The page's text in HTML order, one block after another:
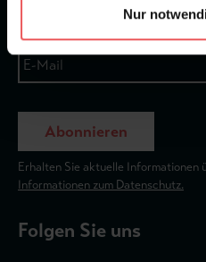
Nur
Abonnieren
Erhalten Sie aktuelle Informationen
Informationen zum Datenschutz.
Folgen Sie uns